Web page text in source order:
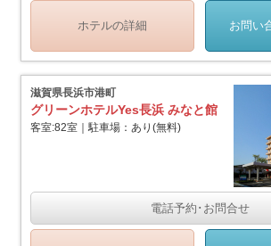
ホテルの詳細 お問い
滋賀県長浜市港町
グリーンホテルYes長浜 みなと館
客室:82室｜駐車場：あり(無料)
電話予約･お問合せ